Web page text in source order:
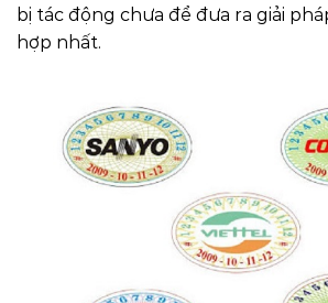
bị tác động chưa để đưa ra giải
hợp nhất.